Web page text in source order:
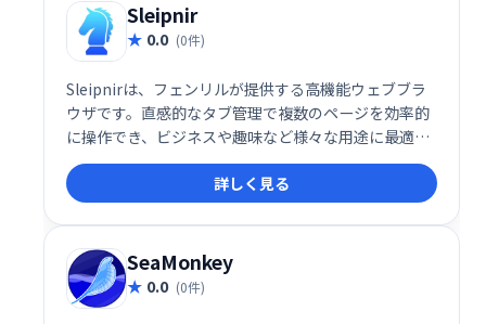
Sleipnir
0.0 (0件)
Sleipnirは、フェンリルが提供する高機能ウェブブラ
ウザです。直感的なタブ管理で複数のページを効率的
に操作でき、ビジネスや趣味など様々な用途に最適で
す。高いカスタマイズ性とPC・スマホ間のシームレス
な同期機能で、快適なウェブ閲覧を実現します。
詳しく見る
SeaMonkey
0.0 (0件)